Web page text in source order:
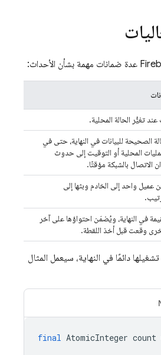
تغيُّر الحالة المحلية.
الصحيحة للبيانات في النهاية، حتى في
المحلية أو التوقيت إلى حدوث
الاتصال بالشبكة مؤقتًا.
عميل واحد إلى الخادم وبثها إلى
في النهاية، ويُضمَن احتواؤها على آخر
وقعت قبل أخذ اللقطة.
دائمًا في النهاية، سيعمل المثال
final AtomicInteger count